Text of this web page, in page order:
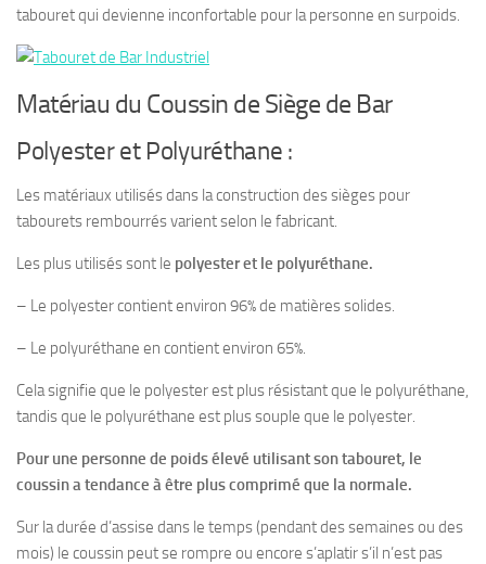
tabouret qui devienne inconfortable pour la personne en surpoids.
Matériau du Coussin de Siège de Bar
Polyester et Polyuréthane :
Les matériaux utilisés dans la construction des sièges pour
tabourets rembourrés varient selon le fabricant.
Les plus utilisés sont le polyester et le polyuréthane.
– Le polyester contient environ 96% de matières solides.
– Le polyuréthane en contient environ 65%.
Cela signifie que le polyester est plus résistant que le polyuréthane,
tandis que le polyuréthane est plus souple que le polyester.
Pour une personne de poids élevé utilisant son tabouret, le
coussin a tendance à être plus comprimé que la normale.
Sur la durée d’assise dans le temps (pendant des semaines ou des
mois) le coussin peut se rompre ou encore s’aplatir s’il n’est pas